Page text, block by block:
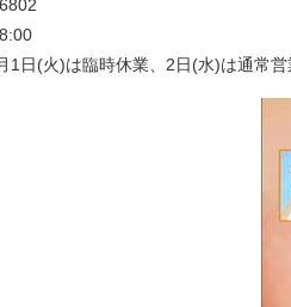
1日(火)は臨時休業、2日(水)は通常営